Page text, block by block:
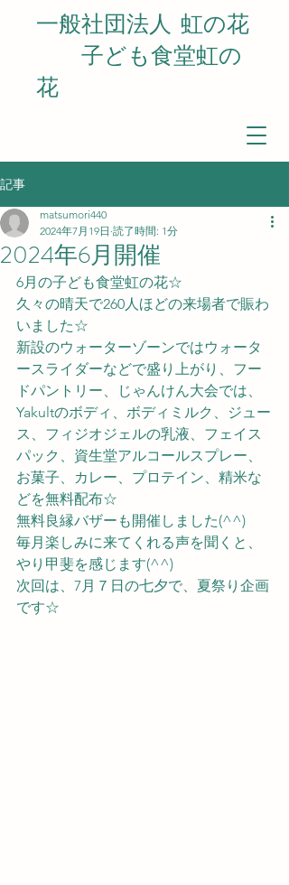
一般社団法人 虹の花
​ 子ども食堂虹の
花
記事
2024年6月開催
matsumori440
2024年7月19日 読了時間: 1分
6月の子ども食堂虹の花☆
久々の晴天で260人ほどの来場者で賑わ
いました☆
新設のウォーターゾーンではウォータ
ースライダーなどで盛り上がり、フー
ドパントリー、じゃんけん大会では、
Yakultのボディ、ボディミルク、ジュー
ス、フィジオジェルの乳液、フェイス
パック、資生堂アルコールスプレー、
お菓子、カレー、プロテイン、精米な
どを無料配布☆
無料良縁バザーも開催しました(^^)
毎月楽しみに来てくれる声を聞くと、
やり甲斐を感じます(^^)
次回は、7月７日の七夕で、夏祭り企画
です☆